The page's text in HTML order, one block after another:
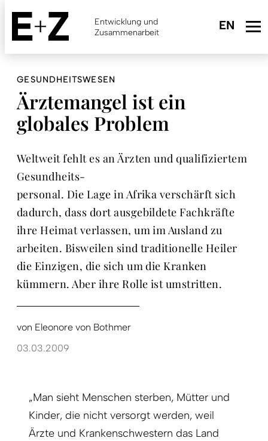
Skip
main
content
Entwicklung und
Zusammenarbeit
GESUNDHEITSWESEN
Ärztemangel ist ein
globales Problem
Weltweit fehlt es an Ärzten und qualifiziertem
Gesundheits-
personal. Die Lage in Afrika verschärft sich
dadurch, dass dort ausgebildete Fachkräfte
ihre Heimat verlassen, um im Ausland zu
arbeiten. Bisweilen sind traditionelle Heiler
die Einzigen, die sich um die Kranken
kümmern. Aber ihre Rolle ist umstritten.
von Eleonore von Bothmer
03.03.2009
„Man sieht Menschen sterben, Mütter und
Kinder, die nicht versorgt werden, weil
Ärzte und Krankenschwestern das Land